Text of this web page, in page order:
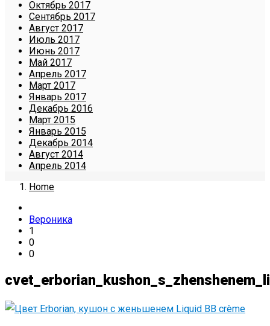
Октябрь 2017
Сентябрь 2017
Август 2017
Июль 2017
Июнь 2017
Май 2017
Апрель 2017
Март 2017
Январь 2017
Декабрь 2016
Март 2015
Январь 2015
Декабрь 2014
Август 2014
Апрель 2014
Home
Вероника
1
0
0